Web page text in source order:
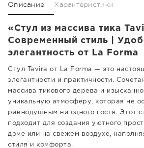
Описание Характеристики
«Стул из массива тика
Современный стиль |
элегантность от La Forma
Стул Tavira от La Forma — это
элегантности и практичности.
массива тикового дерева и
уникальную атмосферу, которая не
равнодушным ни одного гостя. Этот
подходит для создания уютного
доме или на свежем воздухе,
стиля и комфорта.